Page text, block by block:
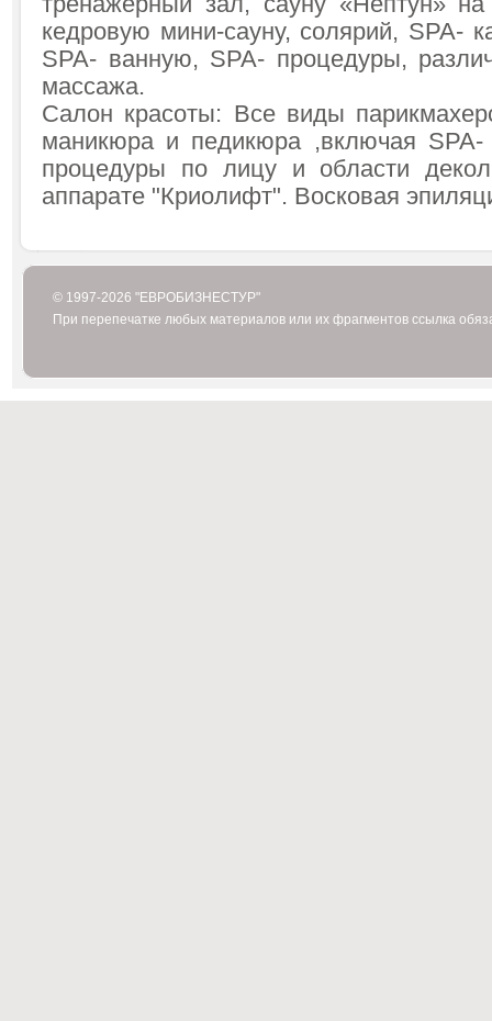
кедровую мини-сауну, солярий, SPA-
SPA- ванную, SPA- процедуры,
массажа.
Салон красоты: Все виды
маникюра и педикюра ,включая SPA-
процедуры по лицу и области
аппарате "Криолифт". Восковая
© 1997-2026 "ЕВРОБИЗНЕСТУР"
При перепечатке любых материалов или их фрагментов ссылка